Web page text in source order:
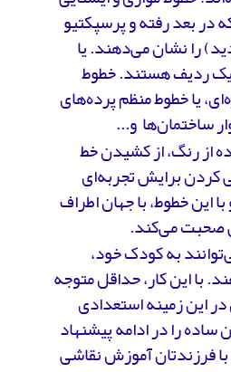
در بعد رفته و پرسپکتیو
را نشان می‌دهند. یا
ردیف هستند. خطوط
یا خطوط منظم پرده‌های
ساختمان‌ها و...
از رنگ، از کشیدن خط
برایش تجربه‌ای
این خطوط، با جهان اطراف
صحبت می‌کند.
به کودک خود،
با این کار، حداقل متوجه
این زمینه استعدادی
ساده را در ادامه پیشنهاد
فرزندتان آموزش نقاشی